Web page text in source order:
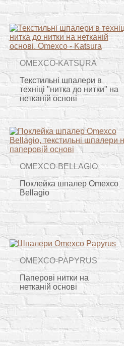
OMEXCO-KATSURA
Текстильні шпалери в
техніці "нитка до нитки" на
нетканій основі
OMEXCO-BELLAGIO
Поклейка шпалер Omexco
Bellagio
OMEXCO-PAPYRUS
Паперові нитки на
нетканій основі